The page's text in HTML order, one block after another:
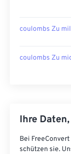
coulombs Zu
coulombs Zu
Ihre
Bei
schützen sie.